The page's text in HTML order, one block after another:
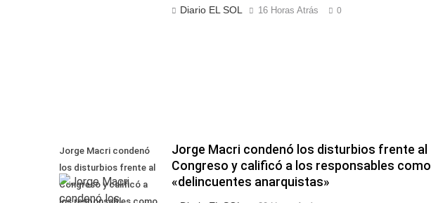
Diario EL SOL 16 Horas Atrás 0
Jorge Macri condenó
los disturbios frente al
Congreso y calificó a
Jorge Macri condenó los disturbios frente al
Congreso y calificó a los responsables como
«delincuentes anarquistas»